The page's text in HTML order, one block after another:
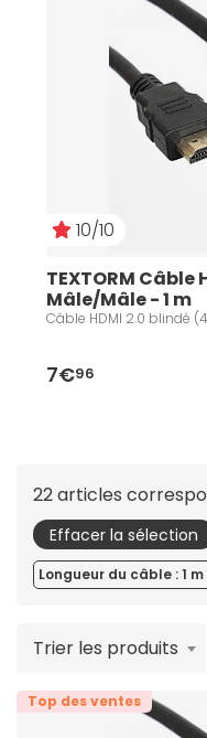
10/10
TEXTORM Câble
Mâle/Mâle - 1 m
Câble HDMI 2.0 blindé
7€96
22 articles
Effacer la sélection
Longueur du câble : 1 m
Trier les produits
Top des ventes